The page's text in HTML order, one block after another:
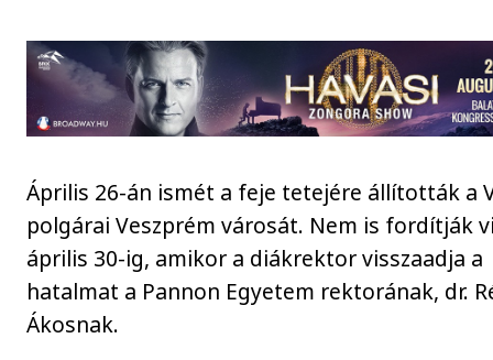
Április 26-án ismét a feje tetejére állították a
polgárai Veszprém városát. Nem is fordítják
április 30-ig, amikor a diákrektor visszaadja a
hatalmat a Pannon Egyetem rektorának, dr.
Ákosnak.